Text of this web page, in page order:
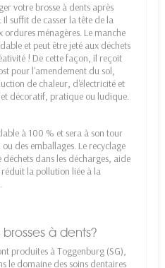
votre brosse à dents après
suffit de casser la tête de la
ordures ménagères. Le manche
et peut être jeté aux déchets
! De cette façon, il reçoit
pour l'amendement du sol,
de chaleur, d'électricité et
décoratif, pratique ou ludique.
à 100 % et sera à son tour
des emballages. Le recyclage
dans les décharges, aide
réduit la pollution liée à la
à dents?
produites à Toggenburg (SG),
le domaine des soins dentaires